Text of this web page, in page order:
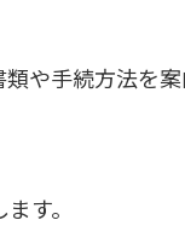
や手続方法を
す。